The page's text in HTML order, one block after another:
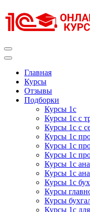
к
содержимому
Главная
Курсы
Отзывы
Подборки
Курсы 1с
Курсы 1с с
Курсы 1с с
Курсы 1с
Курсы 1с
Курсы 1с
Курсы 1с
Курсы 1с
Курсы 1с
Курсы
Курсы
Курсы 1с